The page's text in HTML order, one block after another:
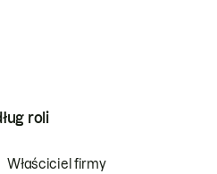
roli
Właściciel firmy